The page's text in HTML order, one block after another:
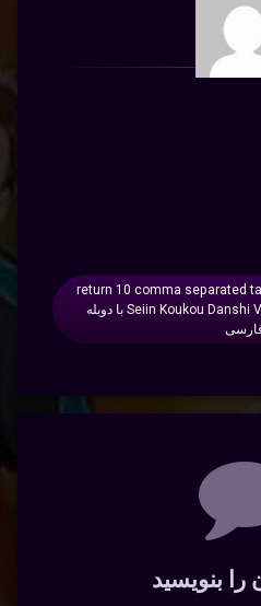
return 10 comma separated
:دانلود انیمه 2.43 Seiin Koukou Danshi Volley Bu با دوبله
را بنویسید